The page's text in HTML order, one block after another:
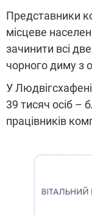
Представники
місцеве
зачинити всі
чорного диму з
У
39 тисяч осіб –
працівників